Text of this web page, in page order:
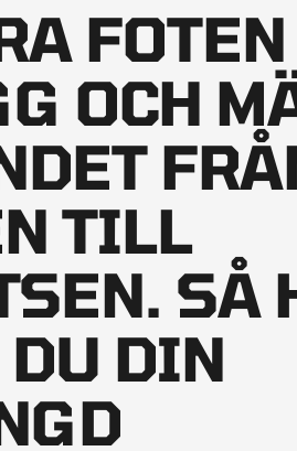
OCH
TILL
SÅ
DIN